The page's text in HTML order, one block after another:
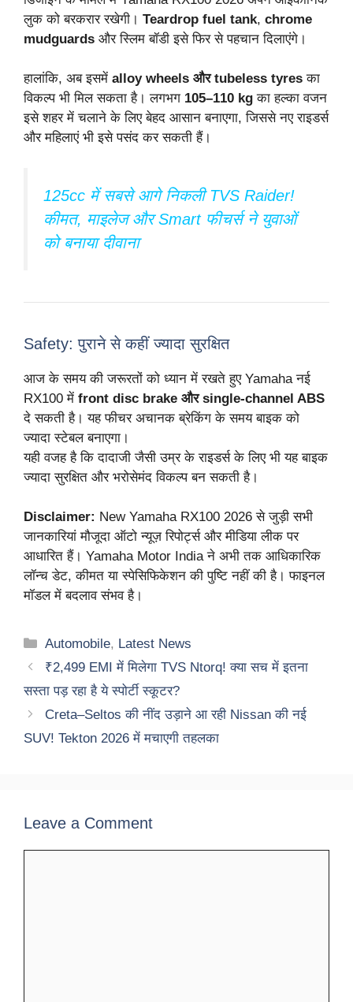
लुक को बरकरार रखेगी। Teardrop fuel tank, chrome
mudguards और स्लिम बॉडी इसे फिर से पहचान दिलाएंगे।
हालांकि, अब इसमें alloy wheels और tubeless tyres का
विकल्प भी मिल सकता है। लगभग 105–110 kg का हल्का वजन
इसे शहर में चलाने के लिए बेहद आसान बनाएगा, जिससे नए राइडर्स
और महिलाएं भी इसे पसंद कर सकती हैं।
125cc में सबसे आगे निकली TVS Raider!
कीमत, माइलेज और Smart फीचर्स ने युवाओं
को बनाया दीवाना
Safety: पुराने से कहीं ज्यादा सुरक्षित
आज के समय की जरूरतों को ध्यान में रखते हुए Yamaha नई
RX100 में front disc brake और single-channel ABS
दे सकती है। यह फीचर अचानक ब्रेकिंग के समय बाइक को
ज्यादा स्टेबल बनाएगा।
यही वजह है कि दादाजी जैसी उम्र के राइडर्स के लिए भी यह बाइक
ज्यादा सुरक्षित और भरोसेमंद विकल्प बन सकती है।
Disclaimer: New Yamaha RX100 2026 से जुड़ी सभी
जानकारियां मौजूदा ऑटो न्यूज़ रिपोर्ट्स और मीडिया लीक पर
आधारित हैं। Yamaha Motor India ने अभी तक आधिकारिक
लॉन्च डेट, कीमत या स्पेसिफिकेशन की पुष्टि नहीं की है। फाइनल
मॉडल में बदलाव संभव है।
Categories
Automobile, Latest News
₹2,499 EMI में मिलेगा TVS Ntorq! क्या सच में इतना
सस्ता पड़ रहा है ये स्पोर्टी स्कूटर?
Creta–Seltos की नींद उड़ाने आ रही Nissan की नई
SUV! Tekton 2026 में मचाएगी तहलका
Leave a Comment